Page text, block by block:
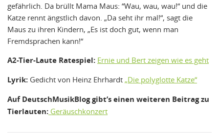
gefährlich. Da brüllt Mama Maus: “Wau, wau, wau!“ und die
Katze rennt ängstlich davon. „Da seht ihr mal!“, sagt die
Maus zu ihren Kindern, „Es ist doch gut, wenn man
Fremdsprachen kann!“
A2-Tier-Laute Ratespiel: Ernie und Bert zeigen wie es geht
Lyrik: Gedicht von Heinz Ehrhardt „Die polyglotte Katze“
Auf DeutschMusikBlog gibt’s einen weiteren Beitrag zu
Tierlauten: Geräuschkonzert